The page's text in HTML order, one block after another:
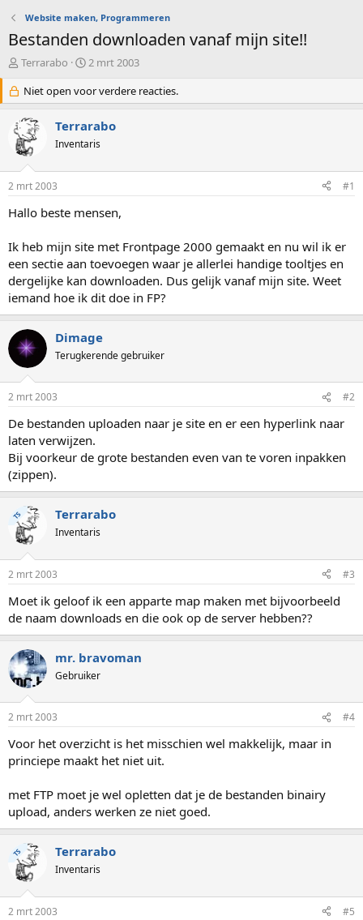
Website maken, Programmeren
Bestanden downloaden vanaf mijn site!!
O
d
e
r
w
e
s
t
a
t
e
r
Terrarabo
S
a
r
d
a
m
2 mrt 2003
Niet open voor verdere reacties.
Terrarabo
Inventaris
2 mrt 2003 #1
Hallo beste mensen,
Ik heb mijn site met Frontpage 2000 gemaakt en nu wil ik er
een sectie aan toevoegen waar je allerlei handige tooltjes en
dergelijke kan downloaden. Dus gelijk vanaf mijn site. Weet
iemand hoe ik dit doe in FP?
Dimage
Terugkerende gebruiker
2 mrt 2003 #2
De bestanden uploaden naar je site en er een hyperlink naar
laten verwijzen.
Bij voorkeur de grote bestanden even van te voren inpakken
(zippen).
TS Terrarabo
Inventaris
2 mrt 2003 #3
Moet ik geloof ik een apparte map maken met bijvoorbeeld
de naam downloads en die ook op de server hebben??
mr. bravoman
Gebruiker
2 mrt 2003 #4
Voor het overzicht is het misschien wel makkelijk, maar in
princiepe maakt het niet uit.
met FTP moet je wel opletten dat je de bestanden binairy
upload, anders werken ze niet goed.
TS Terrarabo
Inventaris
2 mrt 2003 #5